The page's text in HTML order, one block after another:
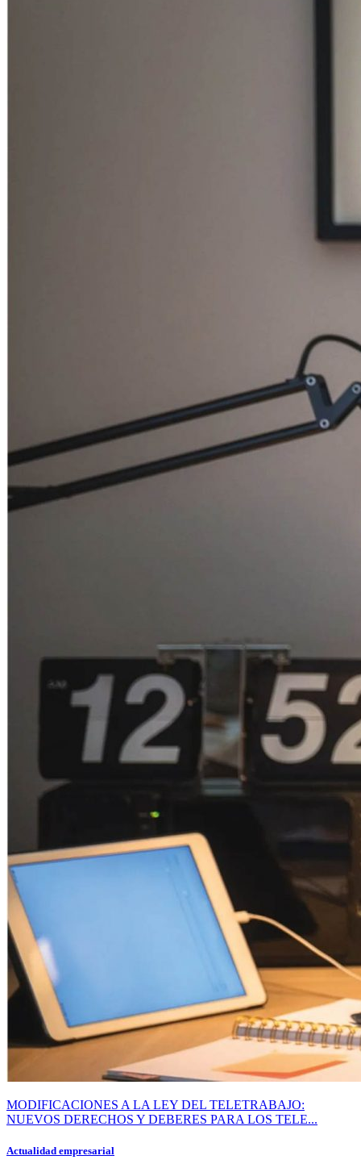
MODIFICACIONES A LA LEY DEL TELETRABAJO:
NUEVOS DERECHOS Y DEBERES PARA LOS TELE...
Actualidad empresarial